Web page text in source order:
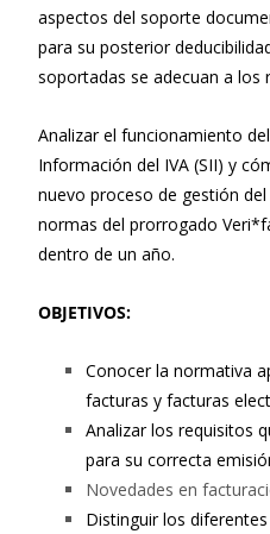
aspectos del soporte
para su posterior
soportadas se adecuan a los
Analizar el funcionamiento
Información del IVA (SII) y
nuevo proceso de gestión
normas del prorrogado
dentro de un año.
OBJETIVOS:
Conocer la normativa
facturas y facturas
Analizar los requisitos
para su correcta
Novedades en
Distinguir los